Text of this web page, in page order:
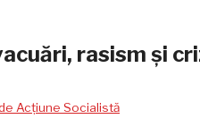
rasism și
Acțiune Socialistă